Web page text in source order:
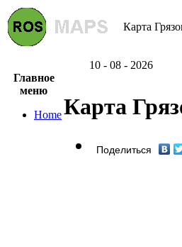
Карта
10 - 08 - 2026
Главное
меню
HomeКарта
Поделиться